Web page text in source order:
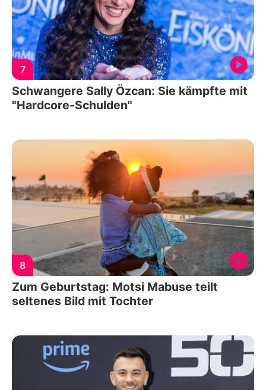
7
Schwangere Sally Özcan: Sie kämpfte mit
"Hardcore-Schulden"
8
Zum Geburtstag: Motsi Mabuse teilt
seltenes Bild mit Tochter